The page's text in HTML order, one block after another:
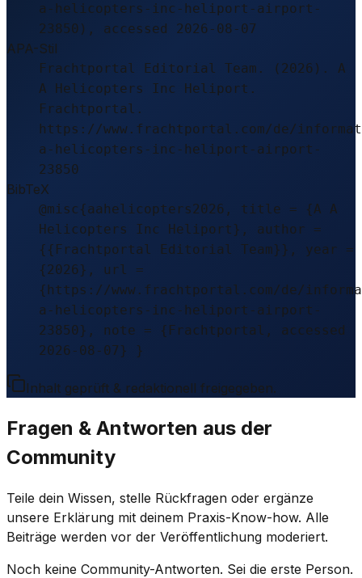
a-helicopters-inc-heliport-airport-
23850), accessed 2026-08-07
APA-Stil
Frachtportal Editorial Team. (2026). A
A Helicopters Inc Heliport.
Frachtportal.
https://www.frachtportal.com/de/
a-helicopters-inc-heliport-airport-
23850
BibTeX
@misc{aahelicopters2026, title = {A A
Helicopters Inc Heliport}, author =
{{Frachtportal Editorial Team}}, year =
{2026}, url =
{https://www.frachtportal.com/de/
a-helicopters-inc-heliport-airport-
23850}, note = {Frachtportal, accessed
2026-08-07} }
Inhalt geprüft & redaktionell freigegeben.
Fragen & Antworten aus der
Community
Teile dein Wissen, stelle Rückfragen oder ergänze
unsere Erklärung mit deinem Praxis-Know-how. Alle
Beiträge werden vor der Veröffentlichung moderiert.
Noch keine Community-Antworten. Sei die erste Person.